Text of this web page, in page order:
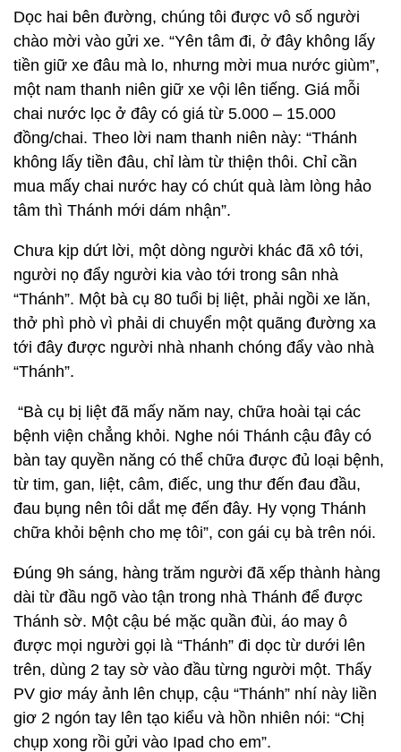
Dọc hai bên đường, chúng tôi được vô số người
chào mời vào gửi xe. “Yên tâm đi, ở đây không lấy
tiền giữ xe đâu mà lo, nhưng mời mua nước giùm”,
một nam thanh niên giữ xe vội lên tiếng. Giá mỗi
chai nước lọc ở đây có giá từ 5.000 – 15.000
đồng/chai. Theo lời nam thanh niên này: “Thánh
không lấy tiền đâu, chỉ làm từ thiện thôi. Chỉ cần
mua mấy chai nước hay có chút quà làm lòng hảo
tâm thì Thánh mới dám nhận”.
Chưa kịp dứt lời, một dòng người khác đã xô tới,
người nọ đẩy người kia vào tới trong sân nhà
“Thánh”. Một bà cụ 80 tuổi bị liệt, phải ngồi xe lăn,
thở phì phò vì phải di chuyển một quãng đường xa
tới đây được người nhà nhanh chóng đẩy vào nhà
“Thánh”.
“Bà cụ bị liệt đã mấy năm nay, chữa hoài tại các
bệnh viện chẳng khỏi. Nghe nói Thánh cậu đây có
bàn tay quyền năng có thể chữa được đủ loại bệnh,
từ tim, gan, liệt, câm, điếc, ung thư đến đau đầu,
đau bụng nên tôi dắt mẹ đến đây. Hy vọng Thánh
chữa khỏi bệnh cho mẹ tôi”, con gái cụ bà trên nói.
Đúng 9h sáng, hàng trăm người đã xếp thành hàng
dài từ đầu ngõ vào tận trong nhà Thánh để được
Thánh sờ. Một cậu bé mặc quần đùi, áo may ô
được mọi người gọi là “Thánh” đi dọc từ dưới lên
trên, dùng 2 tay sờ vào đầu từng người một. Thấy
PV giơ máy ảnh lên chụp, cậu “Thánh” nhí này liền
giơ 2 ngón tay lên tạo kiểu và hồn nhiên nói: “Chị
chụp xong rồi gửi vào Ipad cho em”.